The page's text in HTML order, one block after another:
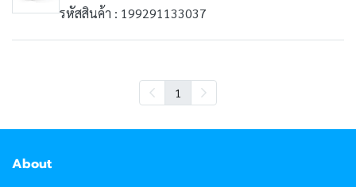
รหัสสินค้า : 199291133037
1
About